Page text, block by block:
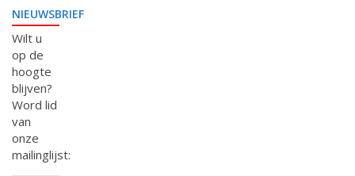
NIEUWSBRIEF
Wilt u
op de
hoogte
blijven?
Word lid
van
onze
mailinglijst: